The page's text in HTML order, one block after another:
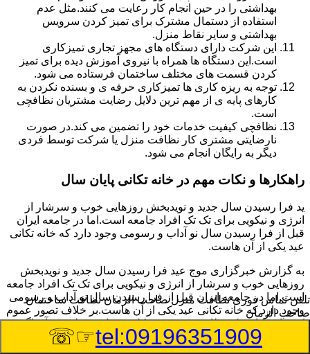
بهداشتی را در حین انجام کار رعایت می کنند.مثل عدم
استفاده از دستمال مشترک برای تمیز کردن سرویس
بهداشتی و سایر نقاط منزل.
این شرکت دارای دستگاه های مجهز تجاری تمیزکاری
است.این دستگاه ها همراه با نیروی آموزش دیده برای تمیز
کردن قسمت های مختلف ساختمان فرستاده می شود.
توجه به ریزه کاری ها تمیزکاری حرفه ی و بسنده نکردن به
کارهای پایه ی از مهم ترین دلایل رضایت مشتریان نظافچی
است.
نظافچی کیفیت خدمات خود را تضمین می کند.در صورت
نارضایتی مشتری کار نظافت منزل یا شرکت توسط فردی
دیگر به رایگان انجام می شود.
راهکارها و نکات مهم در خانه تکانی پایان سال
ید فرا رسیدن سال جدید و نویدبخش روزهایی خوب و سرشار از
انرژی و نیکویی برای تک تک افراد جامعه است.اما در جامعه ایران
قبل از فرا رسیدن سال نو آداب و رسومی وجود دارد که خانه تکانی
عید یکی از آن هاست.
به گزارش خبرگزاری موج عید فرا رسیدن سال جدید و نویدبخش
روزهایی خوب و سرشار از انرژی و نیکویی برای تک تک افراد جامعه
است.اما در جامعه ایران قبل از فرا رسیدن سال نو آداب و رسومی
وجود دارد که خانه تکانی عید یکی از آن هاست.بر خلاف تصور عموم
که خانه تکانی یک نظافت عمومی و کلی منزل به نظر می آید اگر
بخواهیم به طور اصولی آن را انجام دهیم باید به برخی از نکات توجه
بیشتر داشته باشیم.
تلفن تماس فورینظافت منزل صاحب الزمان نظافت ساختمان
صاحب الزمان
tel:09196351909
☞☏